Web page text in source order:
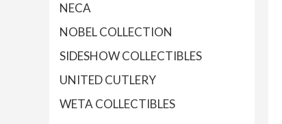
NECA
NOBEL COLLECTION
SIDESHOW COLLECTIBLES
UNITED CUTLERY
WETA COLLECTIBLES